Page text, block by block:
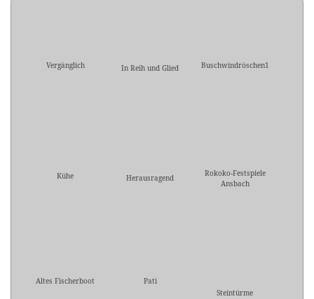
Vergänglich In Reih und Glied Buschwindröschen1
Kühe Herausragend
Rokoko-Festspiele
Ansbach
Altes Fischerboot
Pati
Steintürme